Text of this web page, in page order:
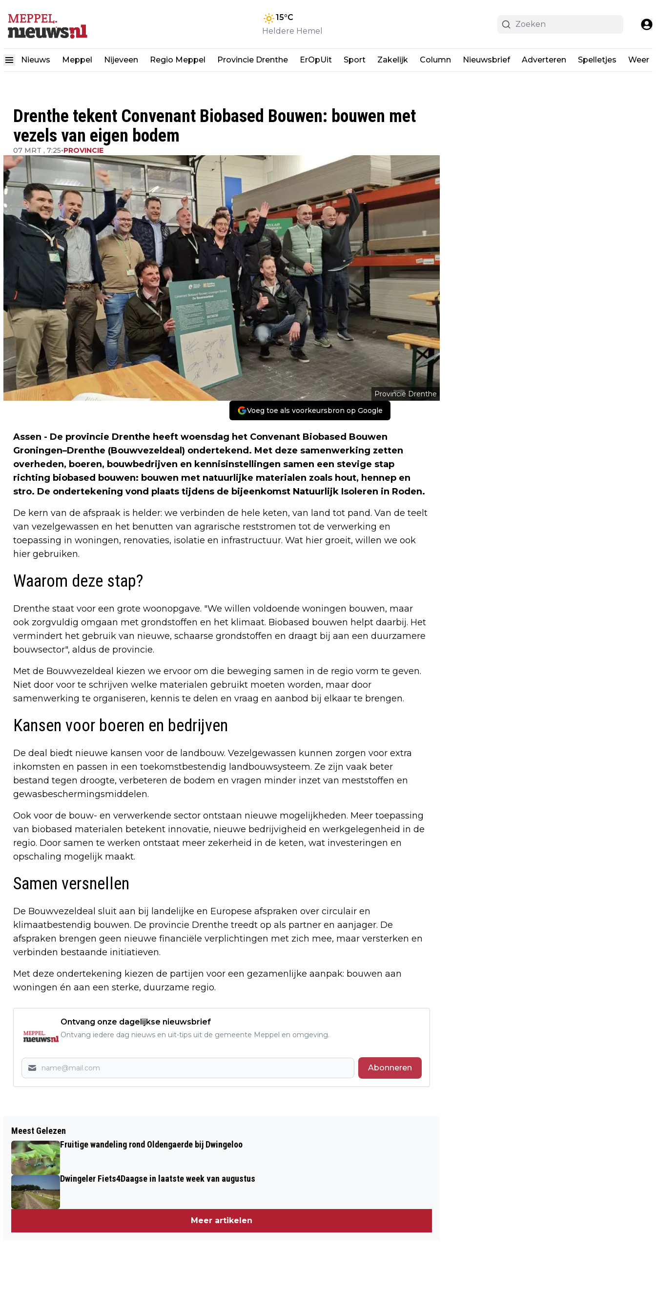
15°C
Heldere Hemel
Nieuws Meppel Nijeveen Regio Meppel Provincie Drenthe ErOpUit Sport Zakelijk Column Nieuwsbrief Adverteren Spelletjes Weer
Drenthe tekent Convenant Biobased Bouwen: bouwen met
vezels van eigen bodem
07 MRT , 7:25•PROVINCIE
Provincie Drenthe
Voeg toe als voorkeursbron op Google
Assen - De provincie Drenthe heeft woensdag het Convenant Biobased Bouwen
Groningen–Drenthe (Bouwvezeldeal) ondertekend. Met deze samenwerking zetten
overheden, boeren, bouwbedrijven en kennisinstellingen samen een stevige stap
richting biobased bouwen: bouwen met natuurlijke materialen zoals hout, hennep en
stro. De ondertekening vond plaats tijdens de bijeenkomst Natuurlijk Isoleren in Roden.
De kern van de afspraak is helder: we verbinden de hele keten, van land tot pand. Van de teelt
van vezelgewassen en het benutten van agrarische reststromen tot de verwerking en
toepassing in woningen, renovaties, isolatie en infrastructuur. Wat hier groeit, willen we ook
hier gebruiken.
Waarom deze stap?
Drenthe staat voor een grote woonopgave. "We willen voldoende woningen bouwen, maar
ook zorgvuldig omgaan met grondstoffen en het klimaat. Biobased bouwen helpt daarbij. Het
vermindert het gebruik van nieuwe, schaarse grondstoffen en draagt bij aan een duurzamere
bouwsector", aldus de provincie.
Met de Bouwvezeldeal kiezen we ervoor om die beweging samen in de regio vorm te geven.
Niet door voor te schrijven welke materialen gebruikt moeten worden, maar door
samenwerking te organiseren, kennis te delen en vraag en aanbod bij elkaar te brengen.
Kansen voor boeren en bedrijven
De deal biedt nieuwe kansen voor de landbouw. Vezelgewassen kunnen zorgen voor extra
inkomsten en passen in een toekomstbestendig landbouwsysteem. Ze zijn vaak beter
bestand tegen droogte, verbeteren de bodem en vragen minder inzet van meststoffen en
gewasbeschermingsmiddelen.
Ook voor de bouw- en verwerkende sector ontstaan nieuwe mogelijkheden. Meer toepassing
van biobased materialen betekent innovatie, nieuwe bedrijvigheid en werkgelegenheid in de
regio. Door samen te werken ontstaat meer zekerheid in de keten, wat investeringen en
opschaling mogelijk maakt.
Samen versnellen
De Bouwvezeldeal sluit aan bij landelijke en Europese afspraken over circulair en
klimaatbestendig bouwen. De provincie Drenthe treedt op als partner en aanjager. De
afspraken brengen geen nieuwe financiële verplichtingen met zich mee, maar versterken en
verbinden bestaande initiatieven.
Met deze ondertekening kiezen de partijen voor een gezamenlijke aanpak: bouwen aan
woningen én aan een sterke, duurzame regio.
Ontvang onze dagelijkse nieuwsbrief
Ontvang iedere dag nieuws en uit-tips uit de gemeente Meppel en omgeving.
Abonneren
FEESTELIJKE OPENING PASSIE FOR ART
& DESIGN MET WILLEM VOS
DWINGELDERVELD FEESTELIJK
Meest Gelezen
Fruitige wandeling rond Oldengaerde bij Dwingeloo
Dwingeler Fiets4Daagse in laatste week van augustus
Meer artikelen